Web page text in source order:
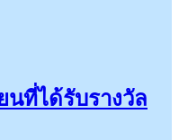
นที่ได้รับรางวัล